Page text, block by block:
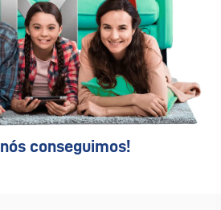
nós conseguimos!